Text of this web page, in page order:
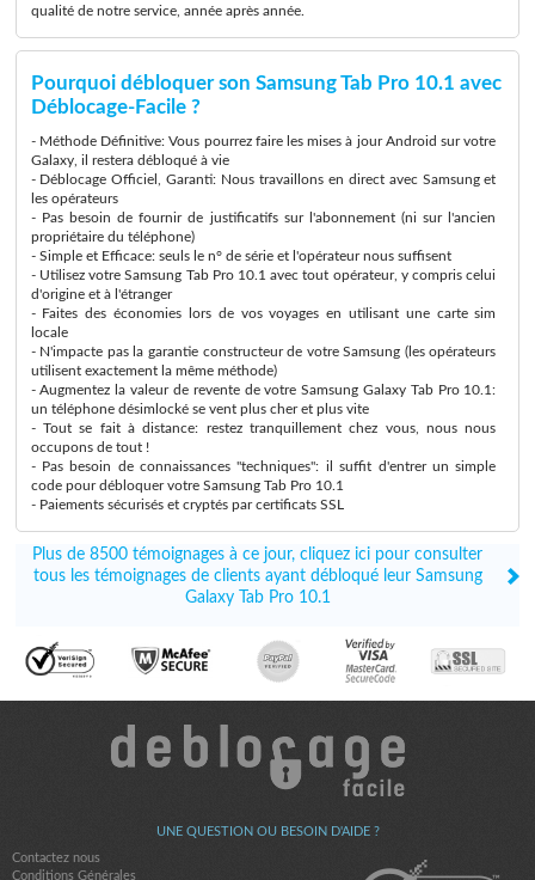
qualité de notre service, année après année.
Pourquoi débloquer son Samsung Tab Pro 10.1 avec
Déblocage-Facile ?
- Méthode Définitive: Vous pourrez faire les mises à jour Android sur votre
Galaxy, il restera débloqué à vie
- Déblocage Officiel, Garanti: Nous travaillons en direct avec Samsung et
les opérateurs
- Pas besoin de fournir de justificatifs sur l'abonnement (ni sur l'ancien
propriétaire du téléphone)
- Simple et Efficace: seuls le n° de série et l'opérateur nous suffisent
- Utilisez votre Samsung Tab Pro 10.1 avec tout opérateur, y compris celui
d'origine et à l'étranger
- Faites des économies lors de vos voyages en utilisant une carte sim
locale
- N'impacte pas la garantie constructeur de votre Samsung (les opérateurs
utilisent exactement la même méthode)
- Augmentez la valeur de revente de votre Samsung Galaxy Tab Pro 10.1:
un téléphone désimlocké se vent plus cher et plus vite
- Tout se fait à distance: restez tranquillement chez vous, nous nous
occupons de tout !
- Pas besoin de connaissances "techniques": il suffit d'entrer un simple
code pour débloquer votre Samsung Tab Pro 10.1
- Paiements sécurisés et cryptés par certificats SSL
Plus de 8500 témoignages à ce jour, cliquez ici pour consulter
tous les témoignages de clients ayant débloqué leur Samsung
Galaxy Tab Pro 10.1
UNE QUESTION OU BESOIN D'AIDE ?
Contactez nous
Conditions Générales